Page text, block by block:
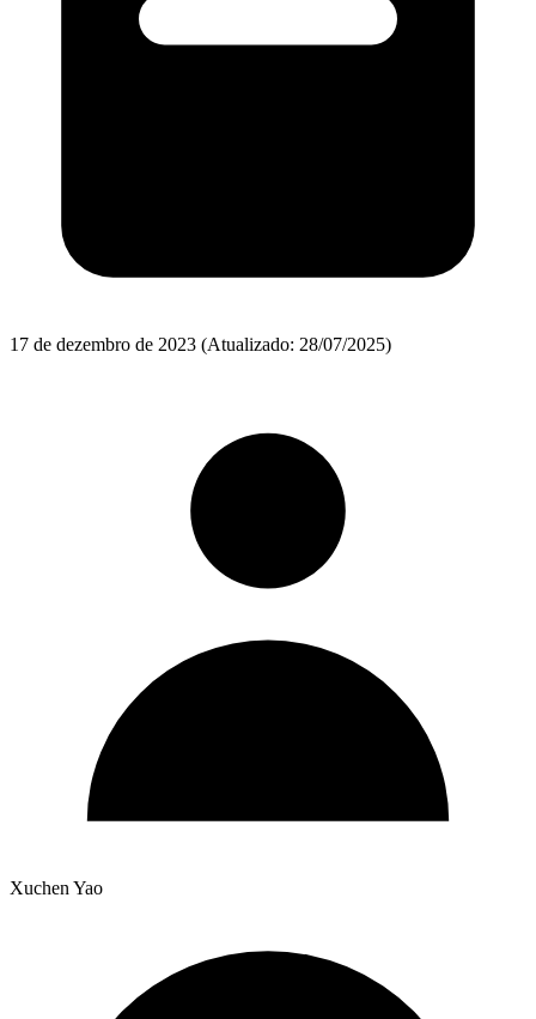
17 de dezembro de 2023 (Atualizado: 28/07/2025)
Xuchen Yao